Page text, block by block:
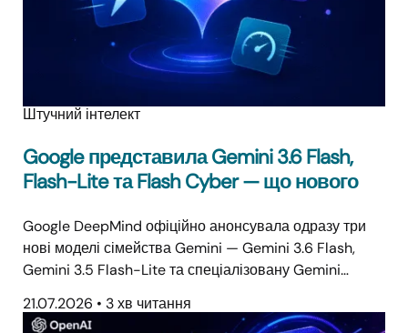
Штучний інтелект
Google представила Gemini 3.6 Flash,
Flash-Lite та Flash Cyber — що нового
Google DeepMind офіційно анонсувала одразу три
нові моделі сімейства Gemini — Gemini 3.6 Flash,
Gemini 3.5 Flash-Lite та спеціалізовану Gemini…
21.07.2026 • 3 хв читання